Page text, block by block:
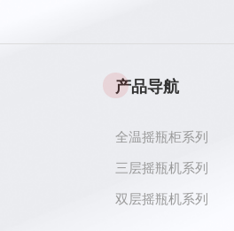
产品导航
全温摇瓶柜系列
三层摇瓶机系列
双层摇瓶机系列